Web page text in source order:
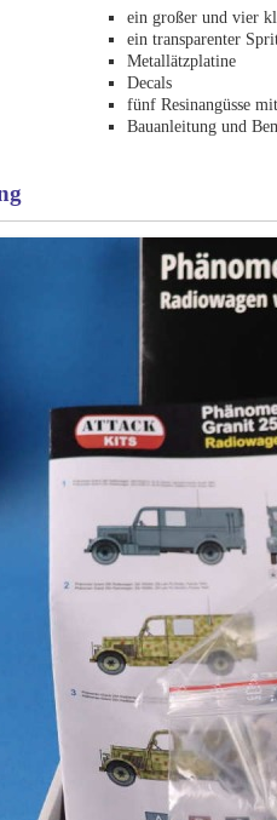
ein großer und vier
ein transparenter
Metallätzplatine
Decals
fünf Resinangüsse
Bauanleitung und